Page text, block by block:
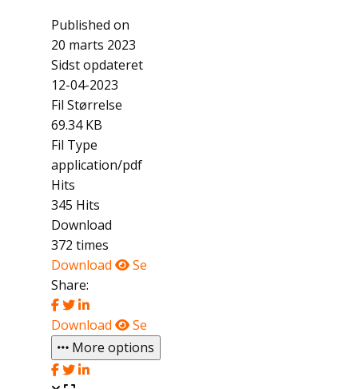
Published on
20 marts 2023
Sidst opdateret
12-04-2023
Fil Størrelse
69.34 KB
Fil Type
application/pdf
Hits
345 Hits
Download
372 times
Download
Se
Share:
Download
Se
More options